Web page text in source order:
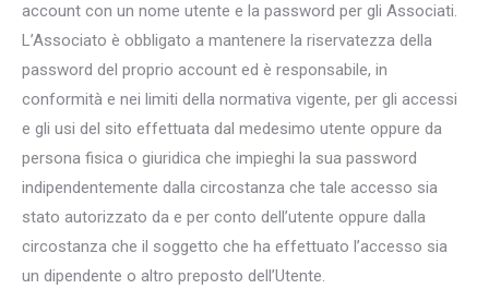
account con un nome utente e la password per gli Associati.
L’Associato è obbligato a mantenere la riservatezza della
password del proprio account ed è responsabile, in
conformità e nei limiti della normativa vigente, per gli accessi
e gli usi del sito effettuata dal medesimo utente oppure da
persona fisica o giuridica che impieghi la sua password
indipendentemente dalla circostanza che tale accesso sia
stato autorizzato da e per conto dell’utente oppure dalla
circostanza che il soggetto che ha effettuato l’accesso sia
un dipendente o altro preposto dell’Utente.